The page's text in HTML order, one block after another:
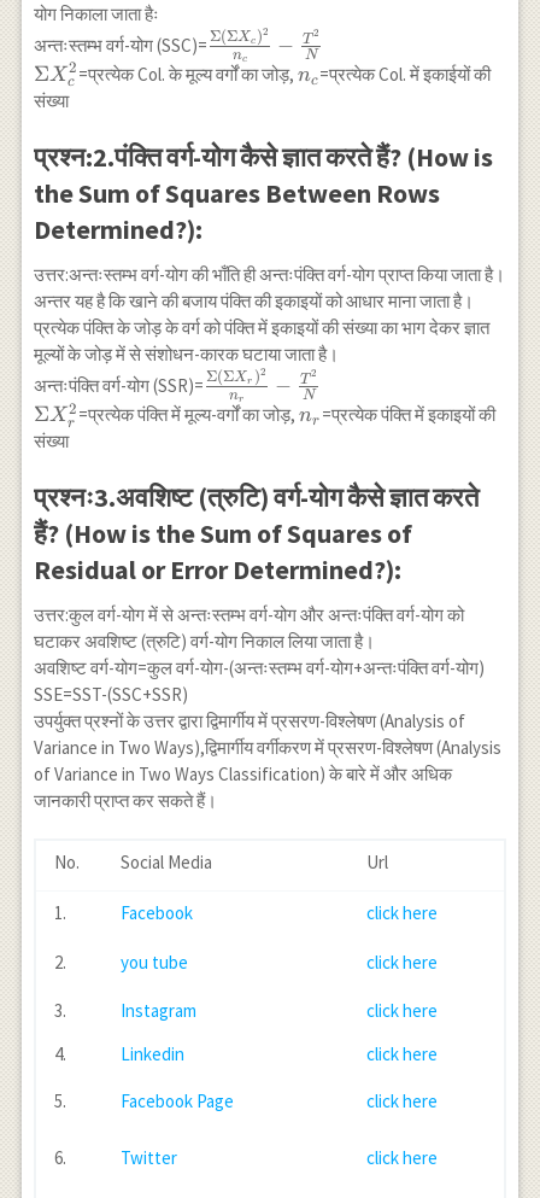
योग निकाला जाता हैः
अन्तःस्तम्भ वर्ग-योग (SSC)=\frac{\Sigma\left(\Sigma
X_c\right)^2}{n_c}-
\frac{T^2}{N}
nc
Σ(ΣXc )2
− N
T 2
\Sigma
X_c^2
ΣXc
2 =प्रत्येक Col. के मूल्य वर्गों का जोड़,n_c
nc=प्रत्येक Col. में इकाईयों की
संख्या
प्रश्न:2.पंक्ति वर्ग-योग कैसे ज्ञात करते हैं? (How is
the Sum of Squares Between Rows
Determined?):
उत्तर:अन्तःस्तम्भ वर्ग-योग की भाँति ही अन्तःपंक्ति वर्ग-योग प्राप्त किया जाता है।
अन्तर यह है कि खाने की बजाय पंक्ति की इकाइयों को आधार माना जाता है।
प्रत्येक पंक्ति के जोड़ के वर्ग को पंक्ति में इकाइयों की संख्या का भाग देकर ज्ञात
मूल्यों के जोड़ में से संशोधन-कारक घटाया जाता है।
अन्तःपंक्ति वर्ग-योग (SSR)=\frac{\Sigma\left(\Sigma
X_r\right)^2}{n_r}-
\frac{T^2}{N}
nr
Σ(ΣXr )2
− N
T 2
\Sigma
X_r^2
ΣXr
2 =प्रत्येक पंक्ति में मूल्य-वर्गों का जोड़,n_r
nr =प्रत्येक पंक्ति में इकाइयों की
संख्या
प्रश्नः3.अवशिष्ट (त्रुटि) वर्ग-योग कैसे ज्ञात करते
हैं? (How is the Sum of Squares of
Residual or Error Determined?):
उत्तर:कुल वर्ग-योग में से अन्तःस्तम्भ वर्ग-योग और अन्तःपंक्ति वर्ग-योग को
घटाकर अवशिष्ट (त्रुटि) वर्ग-योग निकाल लिया जाता है।
अवशिष्ट वर्ग-योग=कुल वर्ग-योग-(अन्तःस्तम्भ वर्ग-योग+अन्तःपंक्ति वर्ग-योग)
SSE=SST-(SSC+SSR)
उपर्युक्त प्रश्नों के उत्तर द्वारा द्विमार्गीय में प्रसरण-विश्लेषण (Analysis of
Variance in Two Ways),द्विमार्गीय वर्गीकरण में प्रसरण-विश्लेषण (Analysis
of Variance in Two Ways Classification) के बारे में और अधिक
जानकारी प्राप्त कर सकते हैं।
No. Social Media Url
1. Facebook click here
2. you tube click here
3. Instagram
click here
4.
Linkedin click here
5. Facebook Page click here
6. Twitter click here